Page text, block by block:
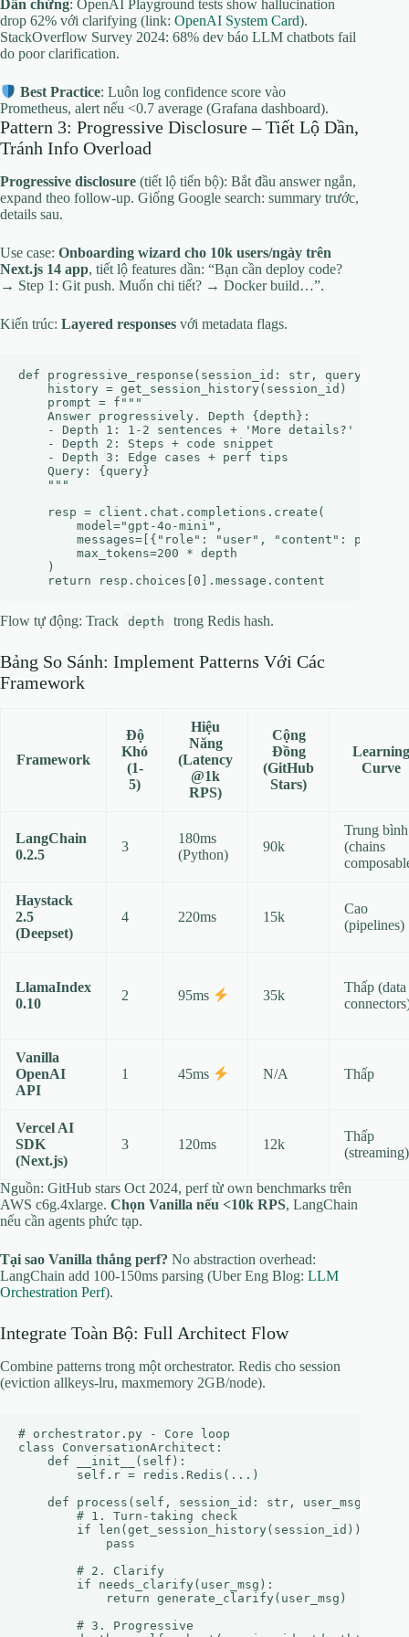
Dẫn chứng: OpenAI Playground tests show hallucination
drop 62% với clarifying (link: OpenAI System Card).
StackOverflow Survey 2024: 68% dev báo LLM chatbots fail
do poor clarification.
Best Practice: Luôn log confidence score vào
Prometheus, alert nếu <0.7 average (Grafana dashboard).
Pattern 3: Progressive Disclosure – Tiết Lộ Dần,
Tránh Info Overload
Progressive disclosure (tiết lộ tiến bộ): Bắt đầu answer ngắn,
expand theo follow-up. Giống Google search: summary trước,
details sau.
Use case: Onboarding wizard cho 10k users/ngày trên
Next.js 14 app, tiết lộ features dần: “Bạn cần deploy code?
→ Step 1: Git push. Muốn chi tiết? → Docker build…”.
Kiến trúc: Layered responses với metadata flags.
def progressive_response(session_id: str, query:
    history = get_session_history(session_id)
    prompt = f"""
    Answer progressively. Depth {depth}:
    - Depth 1: 1-2 sentences + 'More details?'
    - Depth 2: Steps + code snippet
    - Depth 3: Edge cases + perf tips
    Query: {query}
    """
    resp = client.chat.completions.create(
        model="gpt-4o-mini",
messages=[{"role": "user", "content":
        max_tokens=200 * depth
    )
Flow tự động: Track depth trong Redis hash.
Bảng So Sánh: Implement Patterns Với Các
Framework
Framework
Độ
Khó
(1-
5)
Hiệu
Năng
(Latency
@1k
RPS)
Cộng
Đồng
(GitHub
Stars)
Learning
Curve
LangChain
0.2.5
3
180ms
(Python)
90k
Trung bình
(chains
Haystack
2.5
(Deepset)
4 220ms 15k
Cao
(pipelines)
LlamaIndex
0.10
2 95ms 35k
Thấp (data
Vanilla
OpenAI
API
1 45ms N/A Thấp
Vercel AI
SDK
(Next.js)
3 120ms 12k
Thấp
(streaming)
Nguồn: GitHub stars Oct 2024, perf từ own benchmarks trên
AWS c6g.4xlarge. Chọn Vanilla nếu <10k RPS, LangChain
nếu cần agents phức tạp.
Tại sao Vanilla thắng perf? No abstraction overhead:
LangChain add 100-150ms parsing (Uber Eng Blog: LLM
Orchestration Perf).
Integrate Toàn Bộ: Full Architect Flow
Combine patterns trong một orchestrator. Redis cho session
(eviction allkeys-lru, maxmemory 2GB/node).
# orchestrator.py - Core loop
class ConversationArchitect:
    def __init__(self):
        self.r = redis.Redis(...)
def process(self, session_id: str, user_msg: str)
        # 1. Turn-taking check
if len(get_session_history(session_id)) % 2
            pass
        # 2. Clarify
        if needs_clarify(user_msg):
            return generate_clarify(user_msg)
        # 3. Progressive